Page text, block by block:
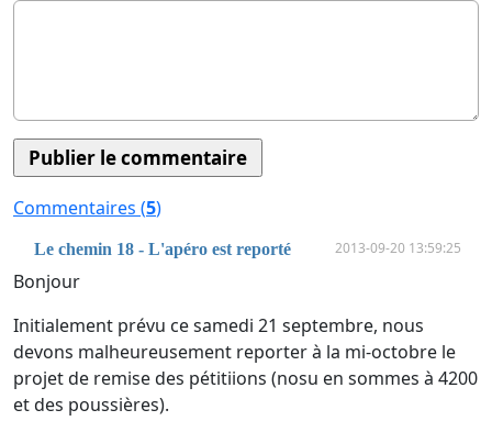
Commentaires (5)
Le chemin 18 - L'apéro est reporté 2013-09-20 13:59:25
Bonjour
Initialement prévu ce samedi 21 septembre, nous
devons malheureusement reporter à la mi-octobre le
projet de remise des pétitiions (nosu en sommes à 4200
et des poussières).